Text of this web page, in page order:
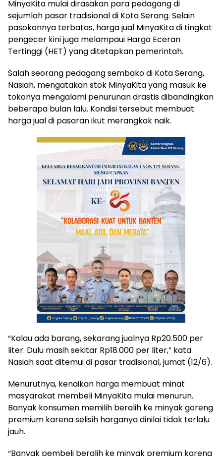
MinyaKita mulai dirasakan para pedagang di
sejumlah pasar tradisional di Kota Serang. Selain
pasokannya terbatas, harga jual MinyaKita di tingkat
pengecer kini juga melampaui Harga Eceran
Tertinggi (HET) yang ditetapkan pemerintah.
Salah seorang pedagang sembako di Kota Serang,
Nasiah, mengatakan stok MinyaKita yang masuk ke
tokonya mengalami penurunan drastis dibandingkan
beberapa bulan lalu. Kondisi tersebut membuat
harga jual di pasaran ikut merangkak naik.
“Kalau ada barang, sekarang jualnya Rp20.500 per
liter. Dulu masih sekitar Rp18.000 per liter,” kata
Nasiah saat ditemui di pasar tradisional, jumat (12/6).
Menurutnya, kenaikan harga membuat minat
masyarakat membeli MinyaKita mulai menurun.
Banyak konsumen memilih beralih ke minyak goreng
premium karena selisih harganya dinilai tidak terlalu
jauh.
“Banyak pembeli beralih ke minyak premium karena